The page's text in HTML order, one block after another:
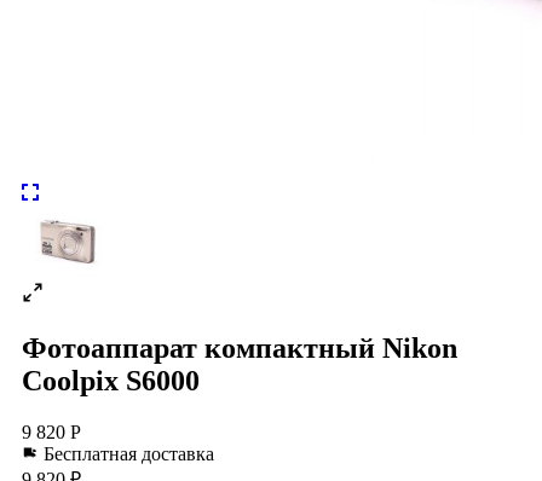
Фотоаппарат компактный Nikon
Coolpix S6000
9 820 Р
Бесплатная доставка